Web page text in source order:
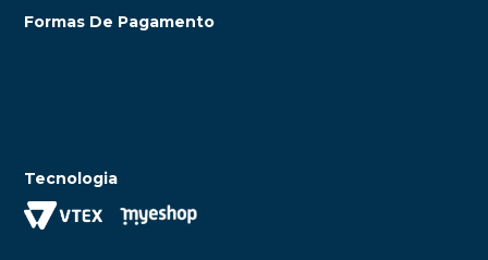
Formas De Pagamento
Tecnologia